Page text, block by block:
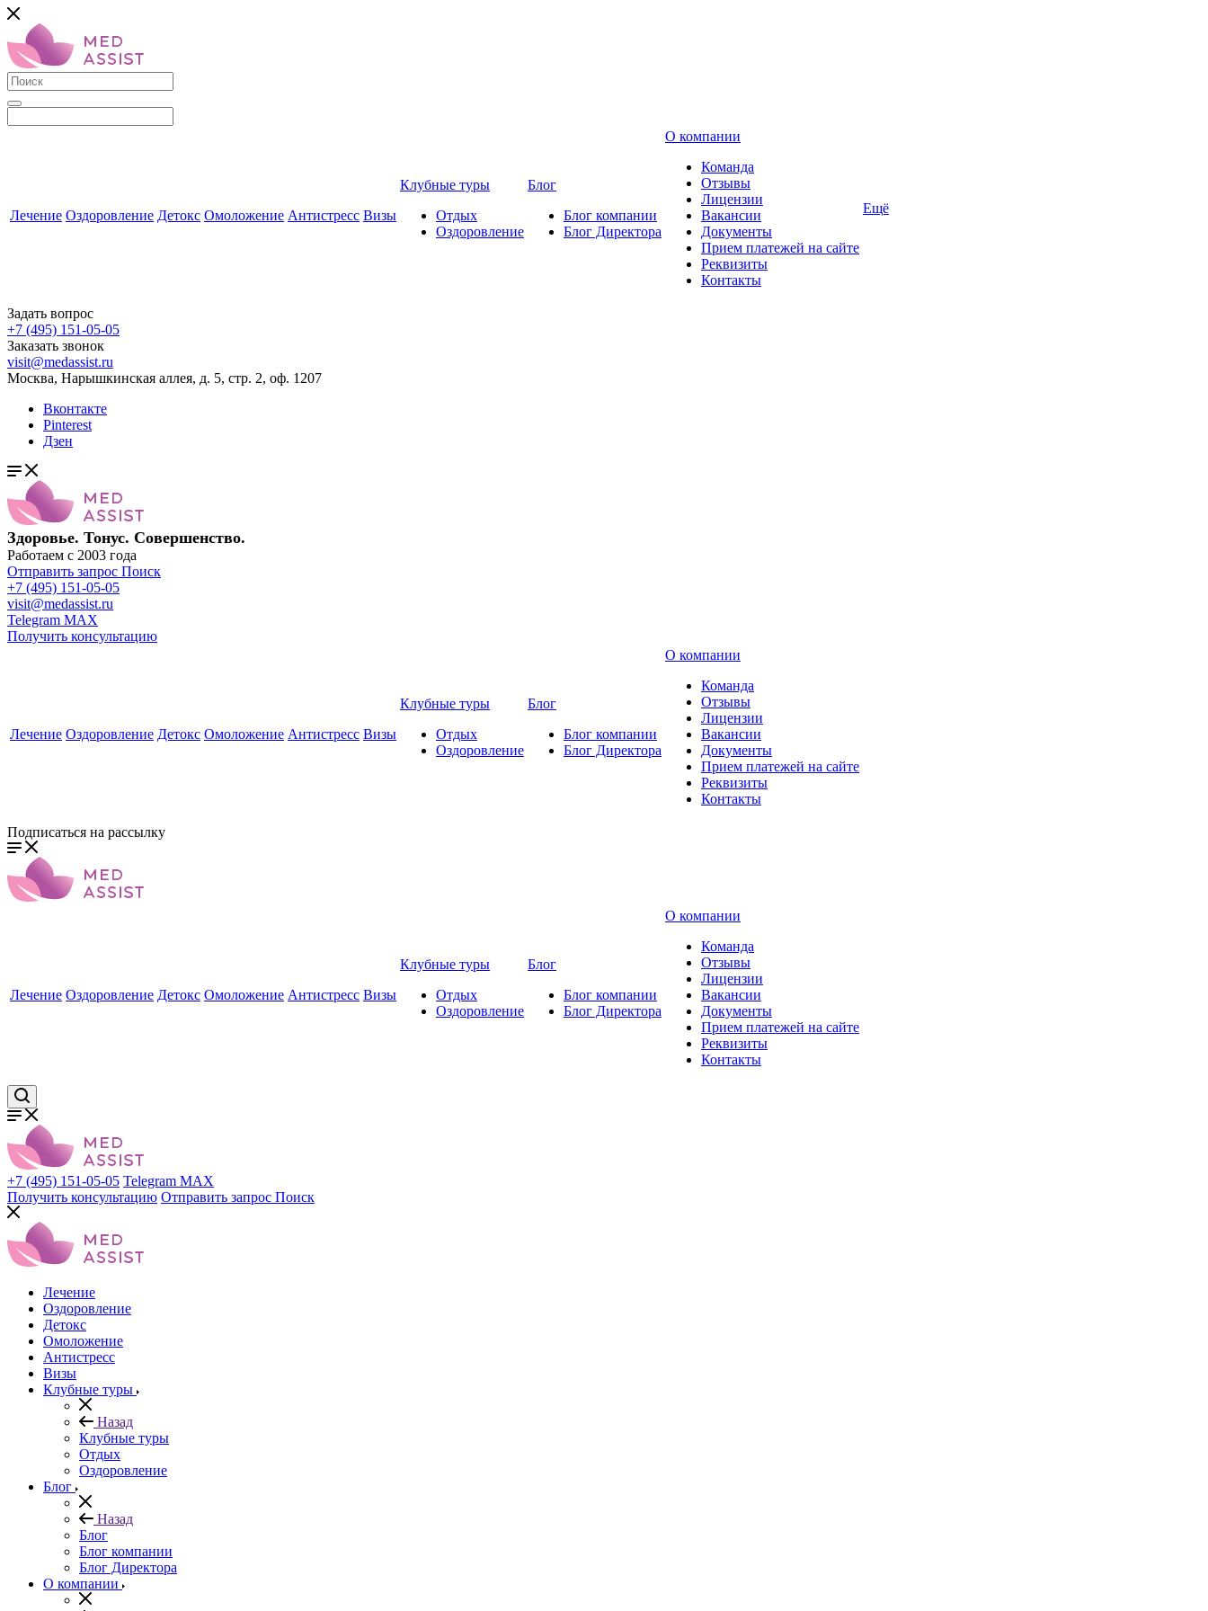
Лечение Оздоровление Детокс Омоложение Антистресс Визы
Клубные туры
Отдых
Оздоровление
Блог
Блог компании
Блог Директора
О компании
Команда
Отзывы
Лицензии
Вакансии
Документы
Прием платежей на сайте
Реквизиты
Контакты
Ещё
Задать вопрос
+7 (495) 151-05-05
Заказать звонок
visit@medassist.ru
Москва, Нарышкинская аллея, д. 5, стр. 2, оф. 1207
Вконтакте
Pinterest
Дзен
Здоровье. Тонус. Совершенство.
Работаем с 2003 года
Отправить запрос Поиск
+7 (495) 151-05-05
visit@medassist.ru
Telegram MAX
Получить консультацию
Лечение Оздоровление Детокс Омоложение Антистресс Визы
Клубные туры
Отдых
Оздоровление
Блог
Блог компании
Блог Директора
О компании
Команда
Отзывы
Лицензии
Вакансии
Документы
Прием платежей на сайте
Реквизиты
Контакты
Подписаться на рассылку
Лечение Оздоровление Детокс Омоложение Антистресс Визы
Клубные туры
Отдых
Оздоровление
Блог
Блог компании
Блог Директора
О компании
Команда
Отзывы
Лицензии
Вакансии
Документы
Прием платежей на сайте
Реквизиты
Контакты
+7 (495) 151-05-05 Telegram MAX
Получить консультацию Отправить запрос Поиск
Лечение
Оздоровление
Детокс
Омоложение
Антистресс
Визы
Клубные туры
Назад
Клубные туры
Отдых
Оздоровление
Блог
Назад
Блог
Блог компании
Блог Директора
О компании